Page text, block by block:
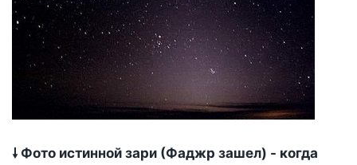
🠗 Фото истинной зари (Фаджр зашел) - когда